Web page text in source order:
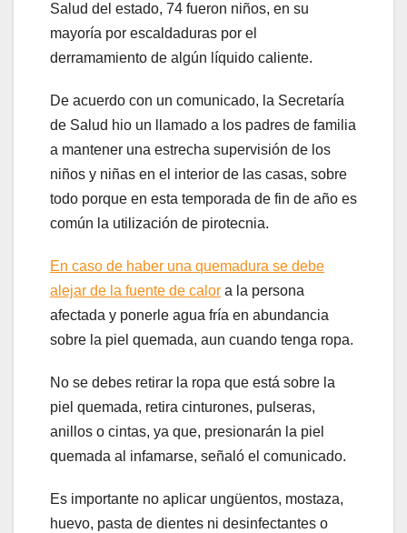
Salud del estado, 74 fueron niños, en su
mayoría por escaldaduras por el
derramamiento de algún líquido caliente.
De acuerdo con un comunicado, la Secretaría
de Salud hio un llamado a los padres de familia
a mantener una estrecha supervisión de los
niños y niñas en el interior de las casas, sobre
todo porque en esta temporada de fin de año es
común la utilización de pirotecnia.
En caso de haber una quemadura se debe
alejar de la fuente de calor a la persona
afectada y ponerle agua fría en abundancia
sobre la piel quemada, aun cuando tenga ropa.
No se debes retirar la ropa que está sobre la
piel quemada, retira cinturones, pulseras,
anillos o cintas, ya que, presionarán la piel
quemada al infamarse, señaló el comunicado.
Es importante no aplicar ungüentos, mostaza,
huevo, pasta de dientes ni desinfectantes o